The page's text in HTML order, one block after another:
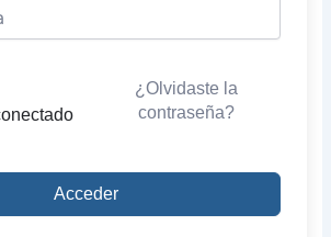
¿Olvidaste la
contraseña?
Acceder